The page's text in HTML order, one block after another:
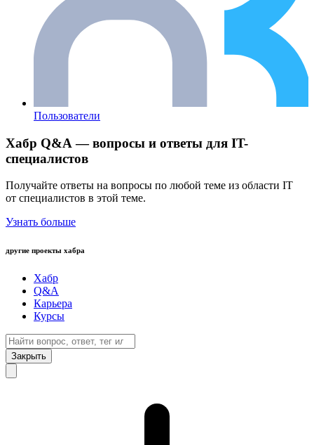
Пользователи
Хабр Q&A — вопросы и ответы для IT-
специалистов
Получайте ответы на вопросы по любой теме из области IT
от специалистов в этой теме.
Узнать больше
другие проекты хабра
Хабр
Q&A
Карьера
Курсы
Закрыть